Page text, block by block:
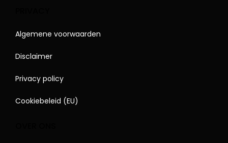
Algemene voorwaarden
Disclaimer
Privacy policy
Cookiebeleid (EU)